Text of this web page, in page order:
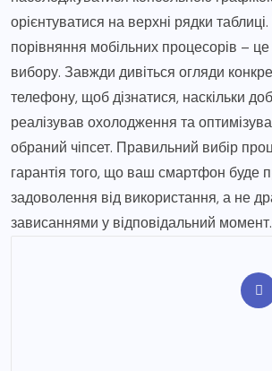
орієнтуватися на верхні рядки
порівняння мобільних процесорів –
вибору. Завжди дивіться огляди
телефону, щоб дізнатися, наскільки
реалізував охолодження та
обраний чіпсет. Правильний вибір
гарантія того, що ваш смартфон буде
задоволення від використання, а не
зависаннями у відповідальний момент.